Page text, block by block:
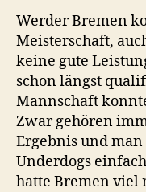
Werder Bremen
Meisterschaft,
keine gute
schon längst
Mannschaft
Zwar gehören
Ergebnis und
Underdogs
hatte Bremen viel